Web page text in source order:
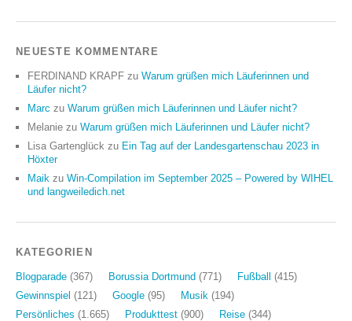
NEUESTE KOMMENTARE
FERDINAND KRAPF zu Warum grüßen mich Läuferinnen und
Läufer nicht?
Marc zu Warum grüßen mich Läuferinnen und Läufer nicht?
Melanie zu Warum grüßen mich Läuferinnen und Läufer nicht?
Lisa Gartenglück zu Ein Tag auf der Landesgartenschau 2023 in
Höxter
Maik zu Win-Compilation im September 2025 – Powered by WIHEL
und langweiledich.net
KATEGORIEN
Blogparade (367) Borussia Dortmund (771) Fußball
(415)
Gewinnspiel (121) Google (95) Musik (194)
Persönliches (1.665) Produkttest (900) Reise (344)